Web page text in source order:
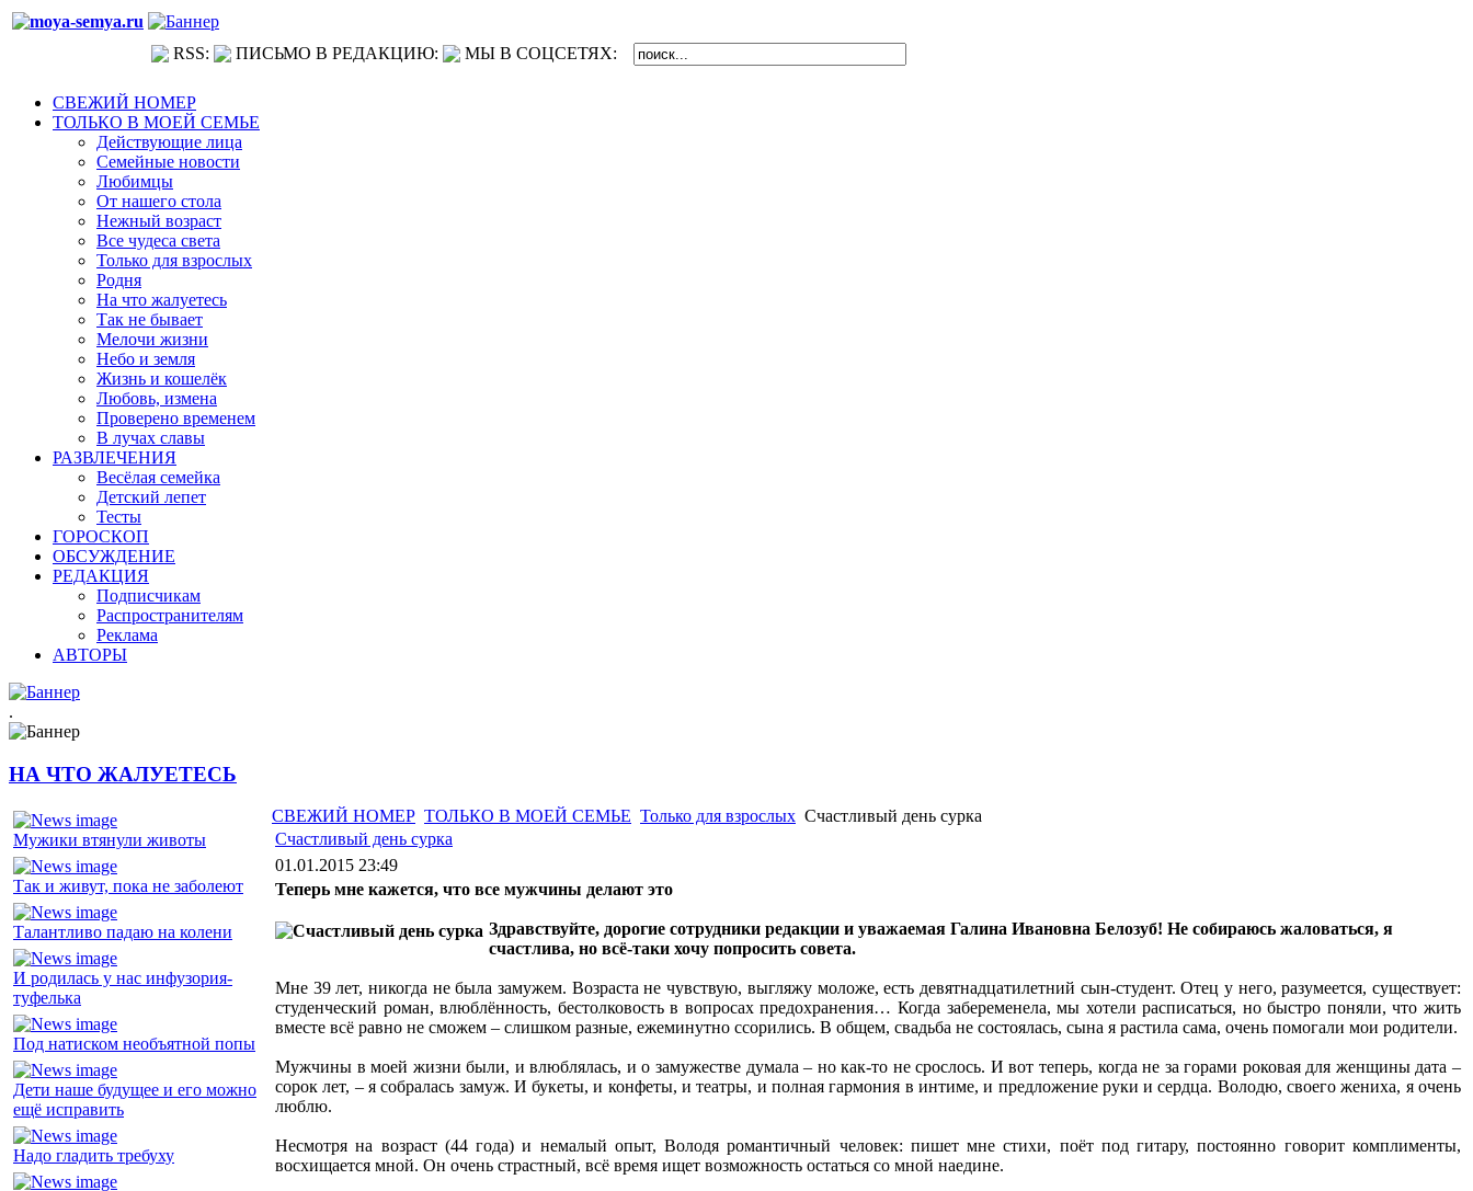
RSS: ПИСЬМО В РЕДАКЦИЮ: МЫ В СОЦСЕТЯХ:
СВЕЖИЙ НОМЕР
ТОЛЬКО В МОЕЙ СЕМЬЕ
Действующие лица
Семейные новости
Любимцы
От нашего стола
Нежный возраст
Все чудеса света
Только для взрослых
Родня
На что жалуетесь
Так не бывает
Мелочи жизни
Небо и земля
Жизнь и кошелёк
Любовь, измена
Проверено временем
В лучах славы
РАЗВЛЕЧЕНИЯ
Весёлая семейка
Детский лепет
Тесты
ГОРОСКОП
ОБСУЖДЕНИЕ
РЕДАКЦИЯ
Подписчикам
Распространителям
Реклама
АВТОРЫ
.
НА ЧТО ЖАЛУЕТЕСЬ
Мужики втянули животы
Так и живут, пока не заболеют
Талантливо падаю на колени
И родилась у нас инфузория-
туфелька
Под натиском необъятной попы
Дети наше будущее и его можно
ещё исправить
Надо гладить требуху
СВЕЖИЙ НОМЕР ТОЛЬКО В МОЕЙ СЕМЬЕ Только для взрослых Счастливый день сурка
Счастливый день сурка
01.01.2015 23:49
Теперь мне кажется, что все мужчины делают это
Здравствуйте, дорогие сотрудники редакции и уважаемая Галина Ивановна Белозуб! Не собираюсь жаловаться, я
счастлива, но всё-таки хочу попросить совета.
Мне 39 лет, никогда не была замужем. Возраста не чувствую, выгляжу моложе, есть девятнадцатилетний сын-студент. Отец у него, разумеется, существует:
студенческий роман, влюблённость, бестолковость в вопросах предохранения… Когда забеременела, мы хотели расписаться, но быстро поняли, что жить
вместе всё равно не сможем – слишком разные, ежеминутно ссорились. В общем, свадьба не состоялась, сына я растила сама, очень помогали мои родители.
Мужчины в моей жизни были, и влюблялась, и о замужестве думала – но как-то не срослось. И вот теперь, когда не за горами роковая для женщины дата –
сорок лет, – я собралась замуж. И букеты, и конфеты, и театры, и полная гармония в интиме, и предложение руки и сердца. Володю, своего жениха, я очень
люблю.
Несмотря на возраст (44 года) и немалый опыт, Володя романтичный человек: пишет мне стихи, поёт под гитару, постоянно говорит комплименты,
восхищается мной. Он очень страстный, всё время ищет возможность остаться со мной наедине.